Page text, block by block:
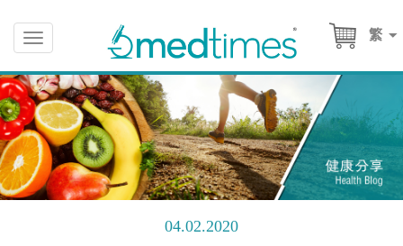
繁
Toggle
navigation
04.02.2020